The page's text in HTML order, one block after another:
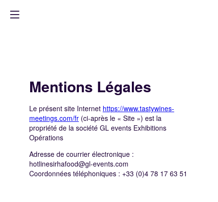
Mentions Légales
Le présent site Internet https://www.tastywines-
meetings.com/fr (ci-après le « Site ») est la
propriété de la société GL events Exhibitions
Opérations
Adresse de courrier électronique :
hotlinesirhafood@gl-events.com
Coordonnées téléphoniques : +33 (0)4 78 17 63 51